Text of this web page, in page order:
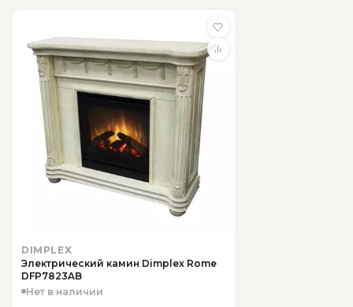
DIMPLEX
Электрический камин Dimplex Rome
DFP7823AB
Нет в наличии